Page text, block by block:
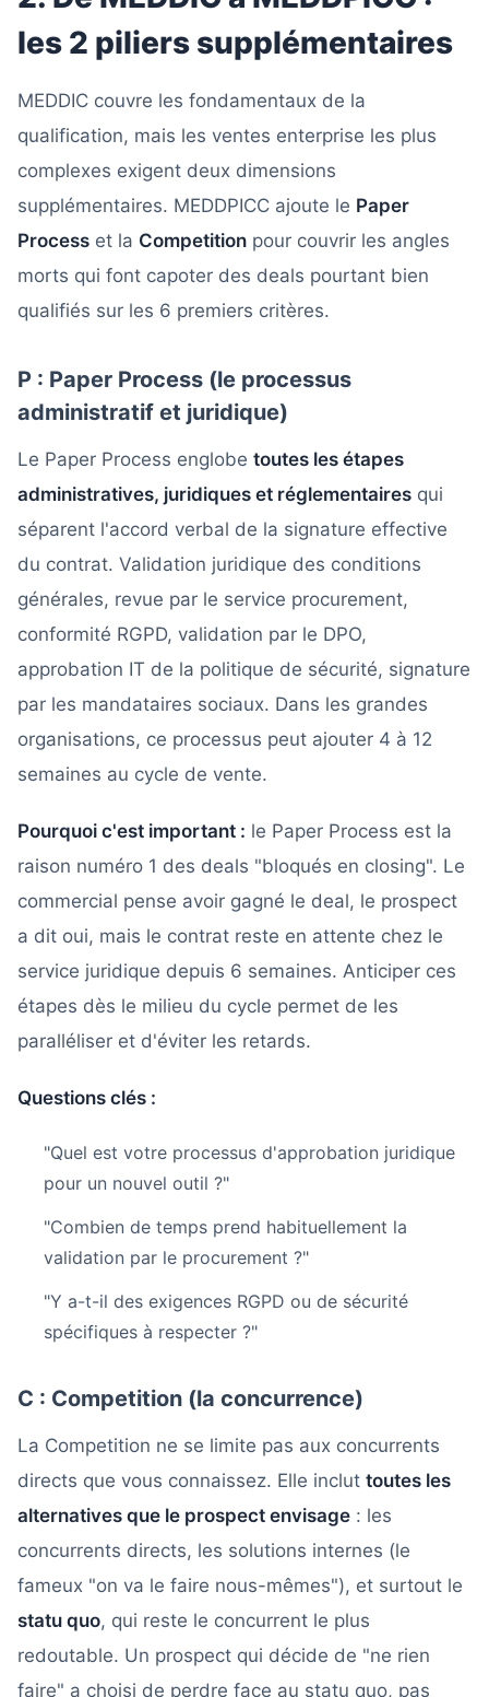
les 2 piliers supplémentaires
MEDDIC couvre les fondamentaux de la
qualification, mais les ventes enterprise les plus
complexes exigent deux dimensions
supplémentaires. MEDDPICC ajoute le Paper
Process et la Competition pour couvrir les angles
morts qui font capoter des deals pourtant bien
qualifiés sur les 6 premiers critères.
P : Paper Process (le processus
administratif et juridique)
Le Paper Process englobe toutes les étapes
administratives, juridiques et réglementaires qui
séparent l'accord verbal de la signature effective
du contrat. Validation juridique des conditions
générales, revue par le service procurement,
conformité RGPD, validation par le DPO,
approbation IT de la politique de sécurité, signature
par les mandataires sociaux. Dans les grandes
organisations, ce processus peut ajouter 4 à 12
semaines au cycle de vente.
Pourquoi c'est important : le Paper Process est la
raison numéro 1 des deals "bloqués en closing". Le
commercial pense avoir gagné le deal, le prospect
a dit oui, mais le contrat reste en attente chez le
service juridique depuis 6 semaines. Anticiper ces
étapes dès le milieu du cycle permet de les
paralléliser et d'éviter les retards.
Questions clés :
"Quel est votre processus d'approbation juridique
pour un nouvel outil ?"
"Combien de temps prend habituellement la
validation par le procurement ?"
"Y a-t-il des exigences RGPD ou de sécurité
spécifiques à respecter ?"
C : Competition (la concurrence)
La Competition ne se limite pas aux concurrents
directs que vous connaissez. Elle inclut toutes les
alternatives que le prospect envisage : les
concurrents directs, les solutions internes (le
fameux "on va le faire nous-mêmes"), et surtout le
statu quo, qui reste le concurrent le plus
redoutable. Un prospect qui décide de "ne rien
faire" a choisi de perdre face au statu quo, pas